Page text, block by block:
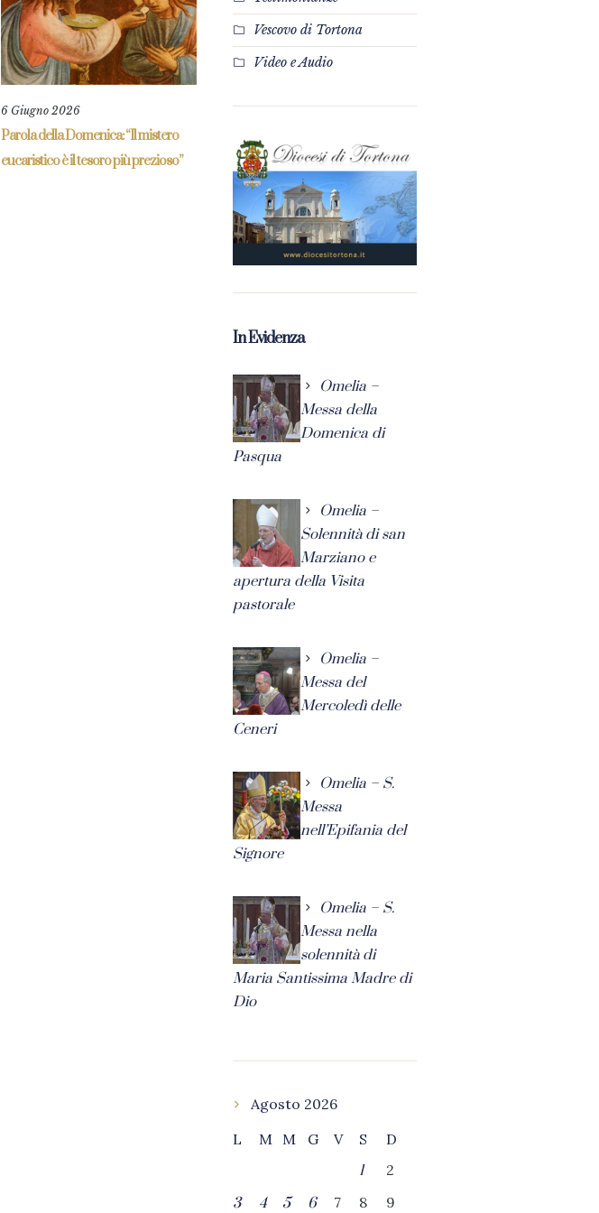
6 Giugno 2026
Parola della Domenica: “Il mistero
eucaristico è il tesoro più prezioso”
Vescovo di Tortona
Video e Audio
In Evidenza
Omelia –
Messa della
Domenica di
Pasqua
Omelia –
Solennità di san
Marziano e
apertura della Visita
pastorale
Omelia –
Messa del
Mercoledì delle
Ceneri
Omelia – S.
Messa
nell’Epifania del
Signore
Omelia – S.
Messa nella
solennità di
Maria Santissima Madre di
Dio
Agosto 2026
L
M M G V S
D
1
2
3
4 5 6 7 8
9